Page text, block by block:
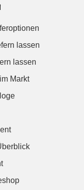
lassen
lassen
Markt